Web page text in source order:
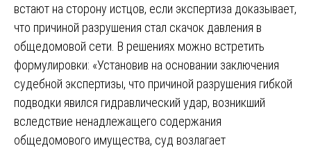
встают на сторону истцов, если экспертиза доказывает,
что причиной разрушения стал скачок давления в
общедомовой сети. В решениях можно встретить
формулировки: «Установив на основании заключения
судебной экспертизы, что причиной разрушения гибкой
подводки явился гидравлический удар, возникший
вследствие ненадлежащего содержания
общедомового имущества, суд возлагает